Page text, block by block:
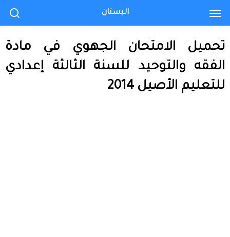
تحميل الامتحان الجهوي في مادة
الفقه والتوحيد للسنة الثالثة إعدادي
للتعليم الأصيل 2014
البستان